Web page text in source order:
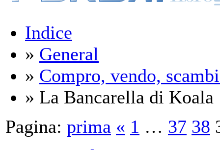
Indice
» General
» Compro, vendo,
» La Bancarella di Koala
Pagina: prima « 1 … 37 38